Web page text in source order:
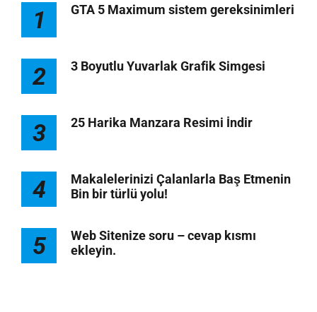
1 GTA 5 Maximum sistem gereksinimleri
2 3 Boyutlu Yuvarlak Grafik Simgesi
3 25 Harika Manzara Resimi İndir
4
Makalelerinizi Çalanlarla Baş Etmenin
Bin bir türlü yolu!
5
Web Sitenize soru – cevap kısmı
ekleyin.